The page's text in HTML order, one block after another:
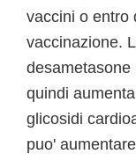
vaccini o entro
vaccinazione.
desametasone
quindi
glicosidi
puo'